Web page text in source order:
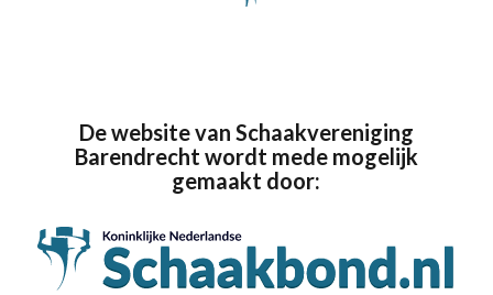
De website van Schaakvereniging
Barendrecht wordt mede mogelijk
gemaakt door: